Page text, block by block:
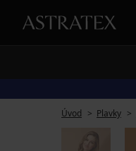
Úvod Plavky